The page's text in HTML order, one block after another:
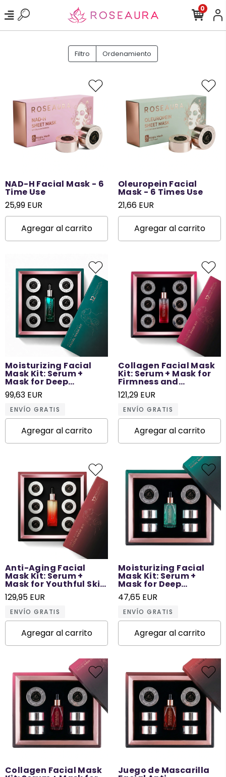
0
Filtro Ordenamiento
NAD-H Facial Mask - 6
Time Use
25,99 EUR
Agregar al carrito
Oleuropein Facial
Mask - 6 Times Use
21,66 EUR
Agregar al carrito
Moisturizing Facial
Mask Kit: Serum +
Mask for Deep
Hydration - 12 Times
Use
99,63 EUR
ENVÍO GRATIS
Agregar al carrito
Collagen Facial Mask
Kit: Serum + Mask for
Firmness and
Elasticity - 12 Times
Use
121,29 EUR
ENVÍO GRATIS
Agregar al carrito
Anti-Aging Facial
Mask Kit: Serum +
Mask for Youthful Skin
- 12 Times Use
129,95 EUR
ENVÍO GRATIS
Agregar al carrito
Moisturizing Facial
Mask Kit: Serum +
Mask for Deep
Hydration - 6 Times
Use
47,65 EUR
ENVÍO GRATIS
Agregar al carrito
Collagen Facial Mask Juego de Mascarilla